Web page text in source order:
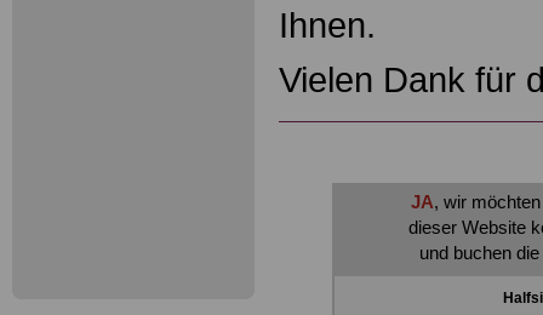
Ihnen.
Vielen Dank für
JA, wir
dieser Website
und buchen